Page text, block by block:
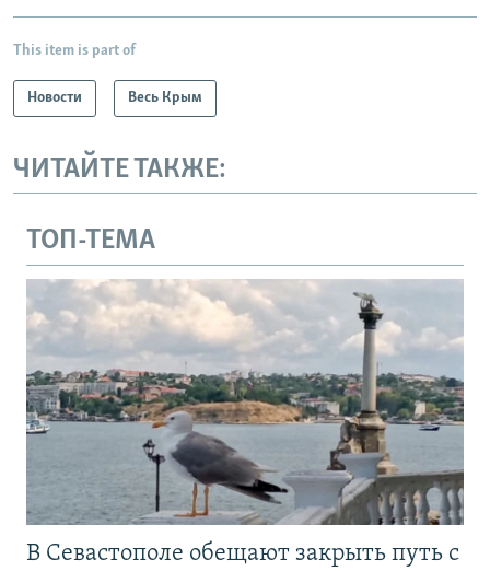
This item is part of
Новости Весь Крым
ЧИТАЙТЕ ТАКЖЕ:
ТОП-ТЕМА
В Севастополе обещают закрыть путь с